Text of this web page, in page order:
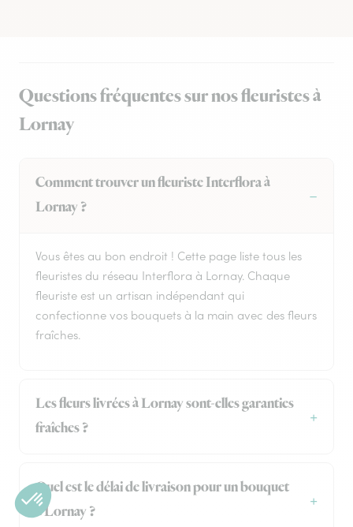
Questions fréquentes sur nos fleuristes à
Lornay
Comment trouver un fleuriste Interflora à
Lornay ?
Vous êtes au bon endroit ! Cette page liste tous les
fleuristes du réseau Interflora à Lornay. Chaque
fleuriste est un artisan indépendant qui
confectionne vos bouquets à la main avec des fleurs
fraîches.
Les fleurs livrées à Lornay sont-elles garanties
fraîches ?
Quel est le délai de livraison pour un bouquet
à Lornay ?